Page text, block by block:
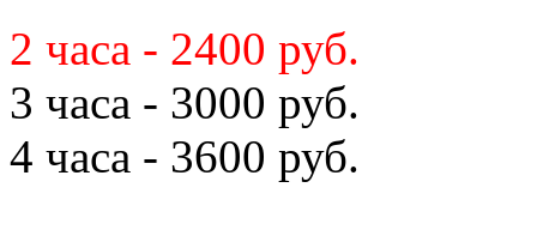
2 часа - 2400 руб.
3 часа - 3000 руб.
4 часа - 3600 руб.